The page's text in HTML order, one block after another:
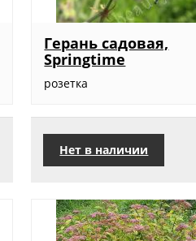
Герань садовая,
Springtime
розетка
Нет в наличии